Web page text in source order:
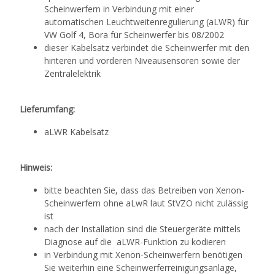
Scheinwerfern in Verbindung mit einer
automatischen Leuchtweitenregulierung (aLWR) für
VW Golf 4, Bora für Scheinwerfer bis 08/2002
dieser Kabelsatz verbindet die Scheinwerfer mit den
hinteren und vorderen Niveausensoren sowie der
Zentralelektrik
Lieferumfang:
aLWR Kabelsatz
Hinweis:
bitte beachten Sie, dass das Betreiben von Xenon-
Scheinwerfern ohne aLwR laut StVZO nicht zulässig
ist
nach der Installation sind die Steuergeräte mittels
Diagnose auf die aLWR-Funktion zu kodieren
in Verbindung mit Xenon-Scheinwerfern benötigen
Sie weiterhin eine Scheinwerferreinigungsanlage,